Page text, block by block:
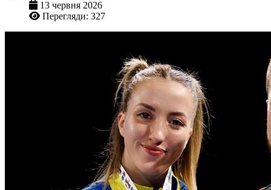
13 червня 2026
Перегляди: 327